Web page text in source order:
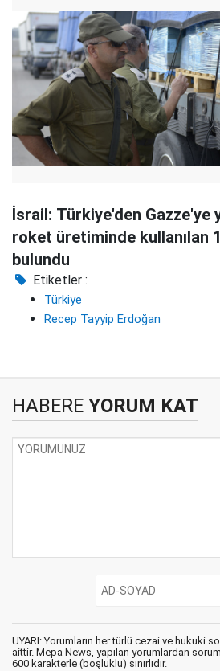
İsrail: Türkiye'den Gazze'ye
roket üretiminde kullanılan
bulundu
Etiketler :
Türkiye
Recep Tayyip Erdoğan
HABERE YORUM KAT
UYARI: Yorumların her türlü cezai ve hukuki
aittir. Mepa News, yapılan yorumlardan
600 karakterle (boşluklu) sınırlıdır.